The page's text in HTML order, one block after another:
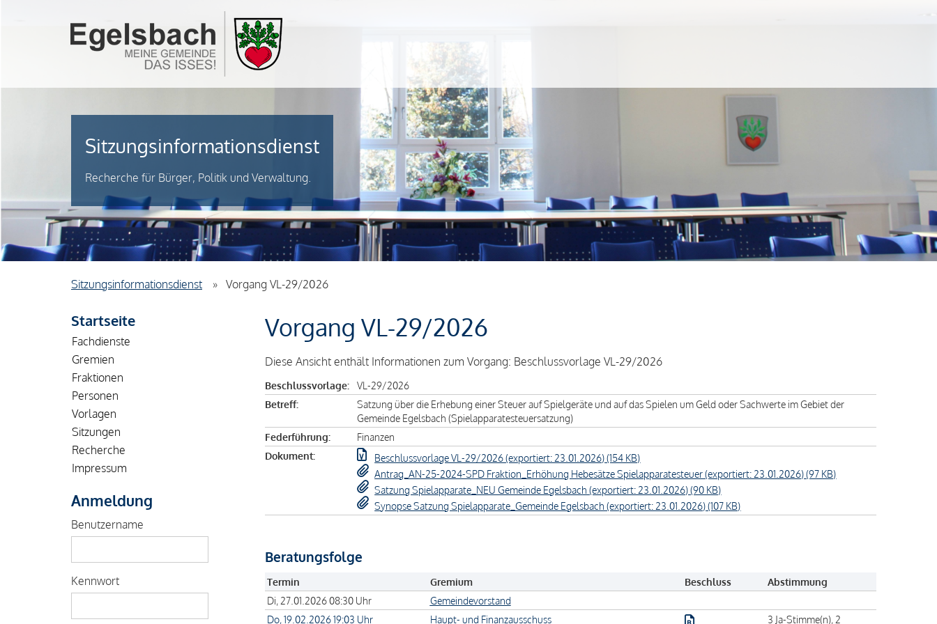
Sitzungsinformationsdienst
Recherche für Bürger, Politik und Verwaltung.
Sitzungsinformationsdienst Vorgang VL-29/2026
Startseite
Fachdienste
Gremien
Fraktionen
Personen
Vorlagen
Sitzungen
Recherche
Impressum
Anmeldung
Benutzername
Kennwort
Vorgang VL-29/2026
Diese Ansicht enthält Informationen zum Vorgang: Beschlussvorlage VL-29/2026
Beschlussvorlage:
VL-29/2026
Betreff:
Satzung über die Erhebung einer Steuer auf Spielgeräte und auf das Spielen um Geld oder Sachwerte im Gebiet der
Gemeinde Egelsbach (Spielapparatesteuersatzung)
Federführung:
Finanzen
Dokument:
Beschlussvorlage VL-29/2026 (exportiert: 23.01.2026) (154 KB)
Antrag_AN-25-2024-SPD Fraktion_Erhöhung Hebesätze Spielapparatesteuer (exportiert: 23.01.2026) (97 KB)
Satzung Spielapparate_NEU Gemeinde Egelsbach (exportiert: 23.01.2026) (90 KB)
Synopse Satzung Spielapparate_Gemeinde Egelsbach (exportiert: 23.01.2026) (107 KB)
Beratungsfolge
Termin Gremium Beschluss
Abstimmung
Di, 27.01.2026 08:30 Uhr
Gemeindevorstand
Do, 19.02.2026 19:03 Uhr
Haupt- und Finanzausschuss 3 Ja-Stimme(n), 2